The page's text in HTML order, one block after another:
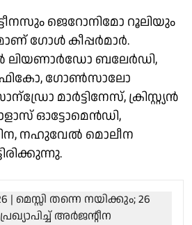
ജെറോനിമോ റൂലിയും
ഗോള്‍ കീപ്പര്‍മാര്‍.
ലിയണാര്‍ഡോ ബലേര്‍ഡി,
ഗോണ്‍സാലോ
മാര്‍ട്ടിനേസ്, ക്രിസ്റ്റ്യൻ
ഓട്ടോമെന്‍ഡി,
നഹുവേല്‍ മൊലീന